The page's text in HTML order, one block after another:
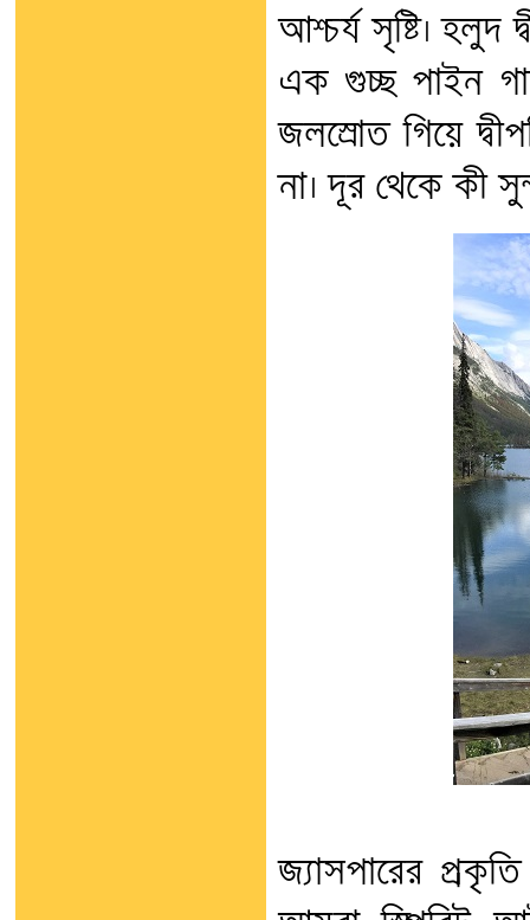
আশ্চর্য সৃষ্টি।
এক গুচ্ছ পাইন
জলস্রোত গিয়ে
না। দূর থেকে কী
জ্যাসপারের